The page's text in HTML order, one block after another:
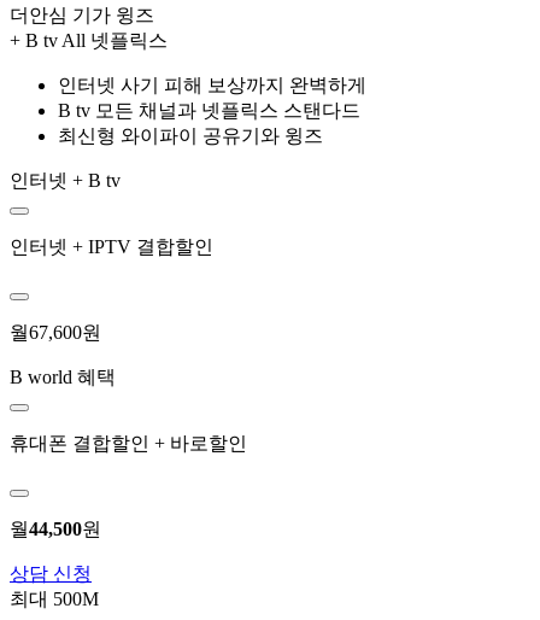
더안심 기가 윙즈
+ B tv All 넷플릭스
인터넷 사기 피해 보상까지 완벽하게
B tv 모든 채널과 넷플릭스 스탠다드
최신형 와이파이 공유기와 윙즈
인터넷 + B tv
인터넷 + IPTV 결합할인
월67,600원
B world 혜택
휴대폰 결합할인 + 바로할인
월44,500원
상담 신청
최대 500M